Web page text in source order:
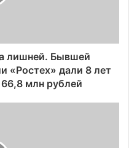
лишней. Бывшей
«Ростех» дали 8 лет
66,8 млн рублей